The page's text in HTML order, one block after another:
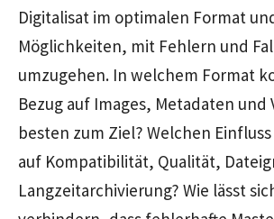
Digitalisat im optimalen Format
Möglichkeiten, mit Fehlern und
umzugehen. In welchem Format
Bezug auf Images, Metadaten und
besten zum Ziel? Welchen
auf Kompatibilität, Qualität,
Langzeitarchivierung? Wie lässt